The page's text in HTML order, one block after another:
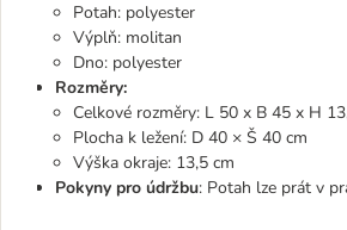
Potah: polyester
Výplň: molitan
Dno: polyester
Rozměry:
Celkové rozměry: L 50 x B 45 x H
Plocha k ležení: D 40 × Š 40 cm
Výška okraje: 13,5 cm
Pokyny pro údržbu: Potah lze prát v